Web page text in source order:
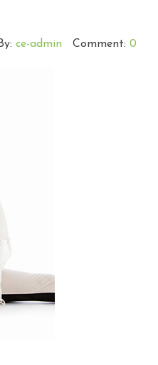
By: ce-admin Comment: 0